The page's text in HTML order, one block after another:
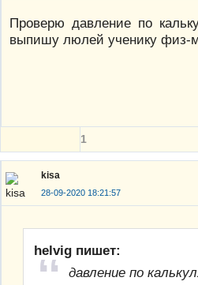
Проверю давление по
выпишу люлей ученику физ-
1
kisa
28-09-2020 18:21:57
helvig пишет:
давление по